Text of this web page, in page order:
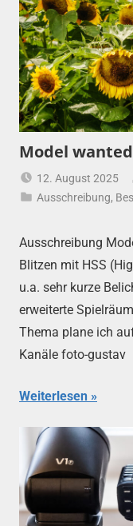
Model wanted
12. August 2025
Ausschreibung,
Ausschreibung
Blitzen mit HSS
u.a. sehr kurze
erweiterte
Thema plane ich
Kanäle foto-gustav
Weiterlesen